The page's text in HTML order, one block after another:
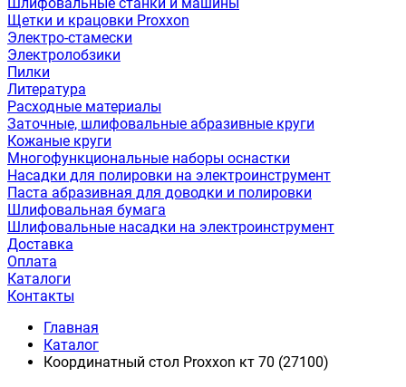
Щетки и крацовки Proxxon
Электро-стамески
Электролобзики
Пилки
Литература
Расходные материалы
Заточные, шлифовальные абразивные круги
Кожаные круги
Многофункциональные наборы оснастки
Насадки для полировки на электроинструмент
Паста абразивная для доводки и полировки
Шлифовальная бумага
Шлифовальные насадки на электроинструмент
Доставка
Оплата
Каталоги
Контакты
Главная
Каталог
Координатный стол Proxxon кт 70 (27100)